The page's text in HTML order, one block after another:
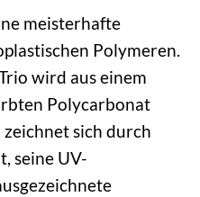
meisterhafte
Polymeren.
wird aus einem
Polycarbonat
sich durch
seine UV-